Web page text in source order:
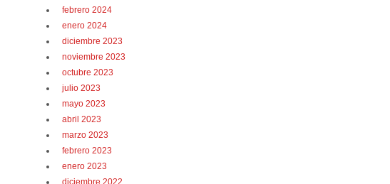
febrero 2024
enero 2024
diciembre 2023
noviembre 2023
octubre 2023
julio 2023
mayo 2023
abril 2023
marzo 2023
febrero 2023
enero 2023
diciembre 2022